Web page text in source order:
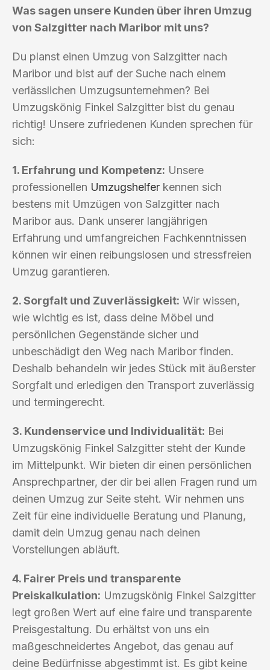
Was sagen unsere Kunden über ihren Umzug
von Salzgitter nach Maribor mit uns?
Du planst einen Umzug von Salzgitter nach
Maribor und bist auf der Suche nach einem
verlässlichen Umzugsunternehmen? Bei
Umzugskönig Finkel Salzgitter bist du genau
richtig! Unsere zufriedenen Kunden sprechen für
sich:
1. Erfahrung und Kompetenz: Unsere
professionellen Umzugshelfer kennen sich
bestens mit Umzügen von Salzgitter nach
Maribor aus. Dank unserer langjährigen
Erfahrung und umfangreichen Fachkenntnissen
können wir einen reibungslosen und stressfreien
Umzug garantieren.
2. Sorgfalt und Zuverlässigkeit: Wir wissen,
wie wichtig es ist, dass deine Möbel und
persönlichen Gegenstände sicher und
unbeschädigt den Weg nach Maribor finden.
Deshalb behandeln wir jedes Stück mit äußerster
Sorgfalt und erledigen den Transport zuverlässig
und termingerecht.
3. Kundenservice und Individualität: Bei
Umzugskönig Finkel Salzgitter steht der Kunde
im Mittelpunkt. Wir bieten dir einen persönlichen
Ansprechpartner, der dir bei allen Fragen rund um
deinen Umzug zur Seite steht. Wir nehmen uns
Zeit für eine individuelle Beratung und Planung,
damit dein Umzug genau nach deinen
Vorstellungen abläuft.
4. Fairer Preis und transparente
Preiskalkulation: Umzugskönig Finkel Salzgitter
legt großen Wert auf eine faire und transparente
Preisgestaltung. Du erhältst von uns ein
maßgeschneidertes Angebot, das genau auf
deine Bedürfnisse abgestimmt ist. Es gibt keine